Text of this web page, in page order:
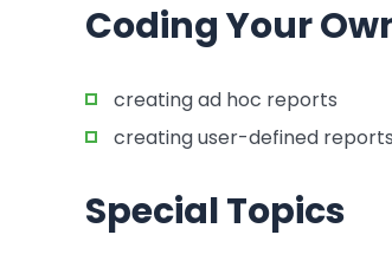
Coding Your
creating ad hoc reports
creating user-defined reports
Special Topics